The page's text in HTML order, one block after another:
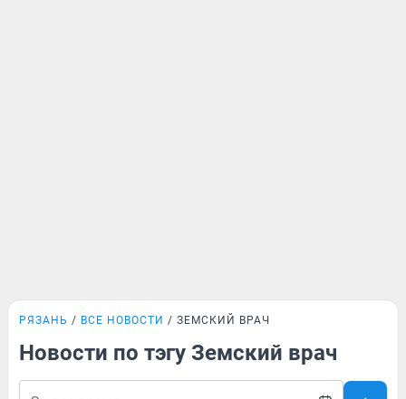
РЯЗАНЬ ВСЕ НОВОСТИ ЗЕМСКИЙ ВРАЧ
Новости по тэгу Земский врач